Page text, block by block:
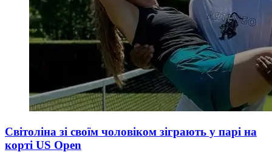
Світоліна зі своїм чоловіком зіграють у парі на
корті US Open